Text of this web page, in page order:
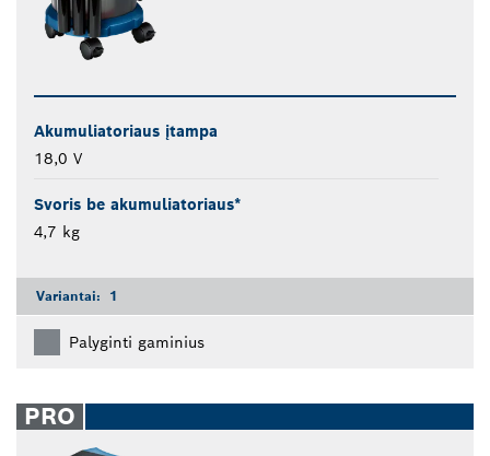
Akumuliatoriaus įtampa
18,0 V
Svoris be akumuliatoriaus*
4,7 kg
Variantai: 1
Palyginti gaminius
PRO